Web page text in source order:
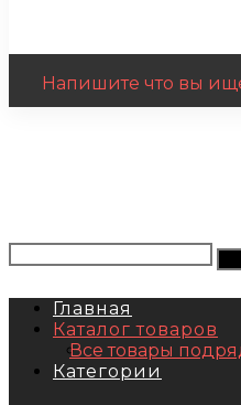
Напишите что вы
Главная
Каталог товаров
Все товары
Категории